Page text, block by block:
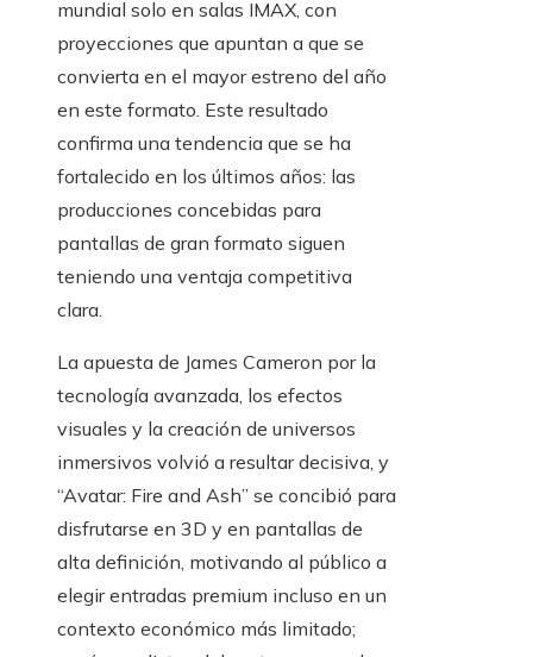
mundial solo en salas IMAX, con
proyecciones que apuntan a que se
convierta en el mayor estreno del año
en este formato. Este resultado
confirma una tendencia que se ha
fortalecido en los últimos años: las
producciones concebidas para
pantallas de gran formato siguen
teniendo una ventaja competitiva
clara.
La apuesta de James Cameron por la
tecnología avanzada, los efectos
visuales y la creación de universos
inmersivos volvió a resultar decisiva, y
“Avatar: Fire and Ash” se concibió para
disfrutarse en 3D y en pantallas de
alta definición, motivando al público a
elegir entradas premium incluso en un
contexto económico más limitado;